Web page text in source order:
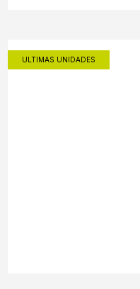
ULTIMAS UNIDADES